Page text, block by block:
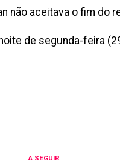
não aceitava o fim do
de segunda-feira
A SEGUIR